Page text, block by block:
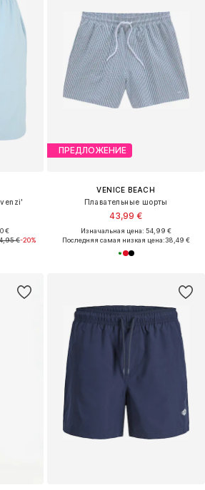
€
€-20%
ПРЕДЛОЖЕНИЕ
VENICE BEACH
Плавательные шорты
43,99 €
Изначальная цена: 54,99 €
Последняя самая низкая цена:38,49 €